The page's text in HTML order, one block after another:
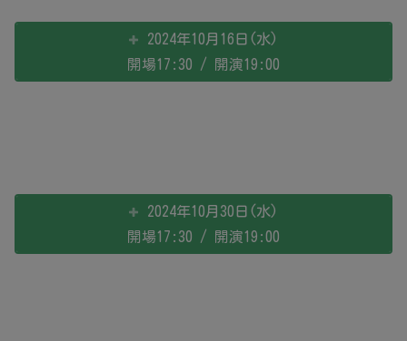
2024年10月16日(水)
開場17:30 / 開演19:00
2024年10月30日(水)
開場17:30 / 開演19:00